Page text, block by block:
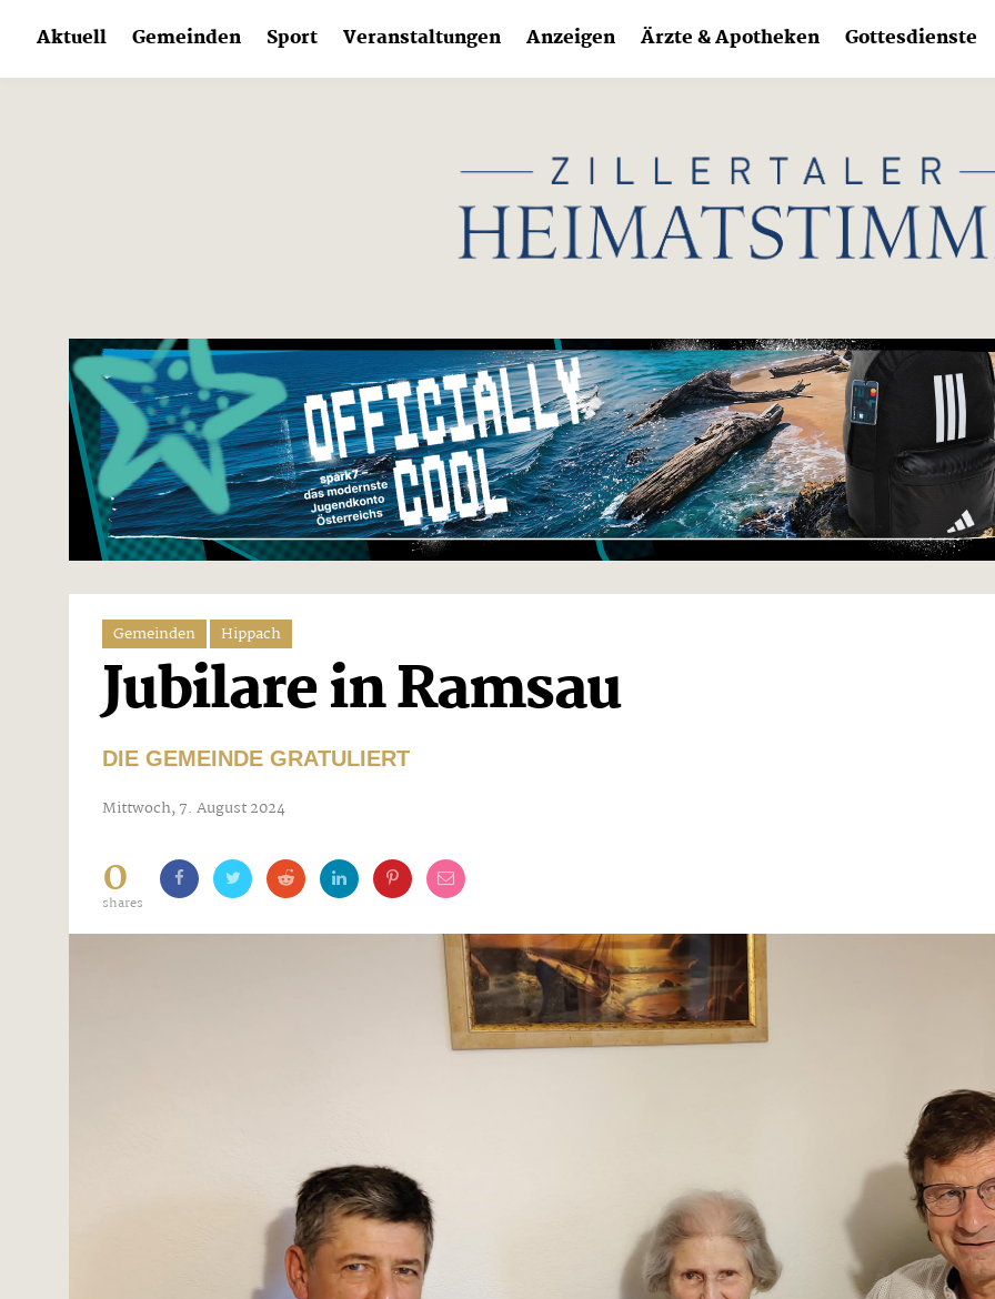
content
Aktuell Gemeinden Sport Veranstaltungen Anzeigen Ärzte & Apotheken Gottesdienste
Gemeinden Hippach
Jubilare in Ramsau
DIE GEMEINDE GRATULIERT
Mittwoch, 7. August 2024
0
shares